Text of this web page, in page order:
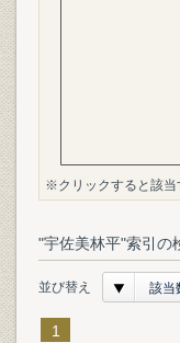
※クリックすると該当
"宇佐美林平"索引
並び替え 該
1